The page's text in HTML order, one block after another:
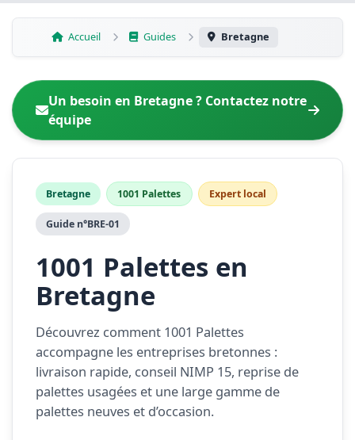
Aller
au
Accueil Guides Bretagne
Un besoin en Bretagne ? Contactez notre
équipe
Bretagne 1001 Palettes Expert local
Guide n°BRE-01
1001 Palettes en
Bretagne
Découvrez comment 1001 Palettes
accompagne les entreprises bretonnes :
livraison rapide, conseil NIMP 15, reprise de
palettes usagées et une large gamme de
palettes neuves et d’occasion.